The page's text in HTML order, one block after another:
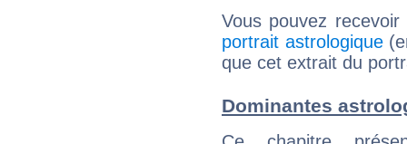
Vous pouvez
portrait astrologique
que cet extrait du
Dominantes